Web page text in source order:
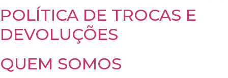
POLÍTICA DE TROCAS E
DEVOLUÇÕES
QUEM SOMOS